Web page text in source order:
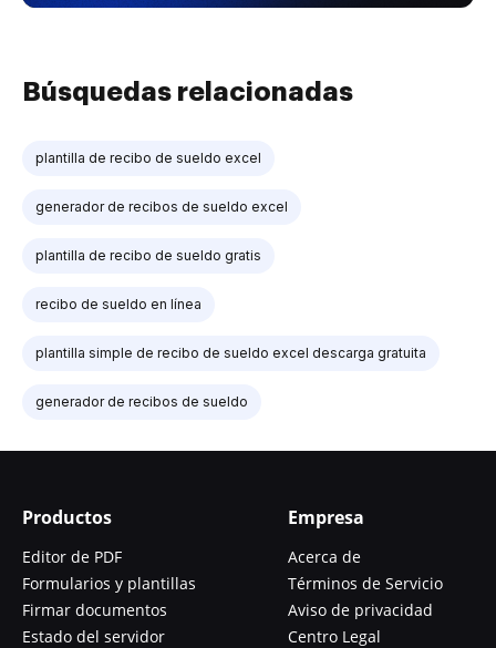
Búsquedas relacionadas
plantilla de recibo de sueldo excel
generador de recibos de sueldo excel
plantilla de recibo de sueldo gratis
recibo de sueldo en línea
plantilla simple de recibo de sueldo excel descarga gratuita
generador de recibos de sueldo
Productos
Editor de PDF
Formularios y plantillas
Firmar documentos
Estado del servidor
Empresa
Acerca de
Términos de Servicio
Aviso de privacidad
Centro Legal